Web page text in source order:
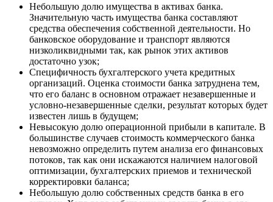
Небольшую долю имущества в активах банка.
Значительную часть имущества банка составляют
средства обеспечения собственной деятельности. Но
банковское оборудование и транспорт являются
низколиквидными так, как рынок этих активов
достаточно узок;
Специфичность бухгалтерского учета кредитных
организаций. Оценка стоимости банка затруднена тем,
что его баланс в основном отражает незавершенные и
условно-незавершенные сделки, результат которых будет
известен лишь в будущем;
Невысокую долю операционной прибыли в капитале. В
большинстве случаев стоимость коммерческого банка
невозможно определить путем анализа его финансовых
потоков, так как они искажаются наличием налоговой
оптимизации, бухгалтерских приемов и технической
корректировки баланса;
Небольшую долю собственных средств банка в его